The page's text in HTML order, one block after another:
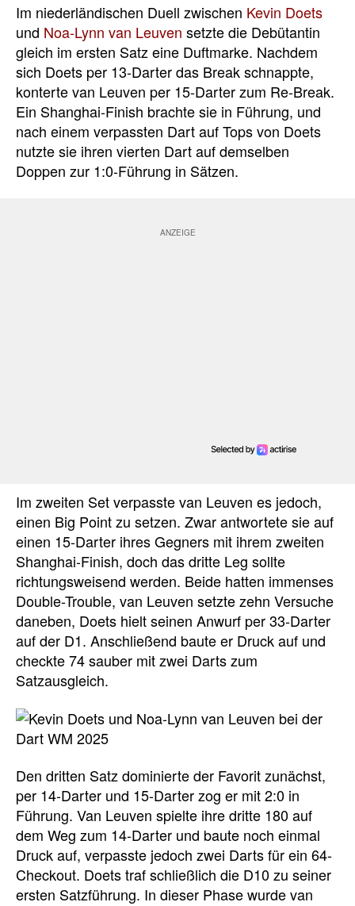
Im niederländischen Duell zwischen Kevin Doets
und Noa-Lynn van Leuven setzte die Debütantin
gleich im ersten Satz eine Duftmarke. Nachdem
sich Doets per 13-Darter das Break schnappte,
konterte van Leuven per 15-Darter zum Re-Break.
Ein Shanghai-Finish brachte sie in Führung, und
nach einem verpassten Dart auf Tops von Doets
nutzte sie ihren vierten Dart auf demselben
Doppen zur 1:0-Führung in Sätzen.
Im zweiten Set verpasste van Leuven es jedoch,
einen Big Point zu setzen. Zwar antwortete sie auf
einen 15-Darter ihres Gegners mit ihrem zweiten
Shanghai-Finish, doch das dritte Leg sollte
richtungsweisend werden. Beide hatten immenses
Double-Trouble, van Leuven setzte zehn Versuche
daneben, Doets hielt seinen Anwurf per 33-Darter
auf der D1. Anschließend baute er Druck auf und
checkte 74 sauber mit zwei Darts zum
Satzausgleich.
Den dritten Satz dominierte der Favorit zunächst,
per 14-Darter und 15-Darter zog er mit 2:0 in
Führung. Van Leuven spielte ihre dritte 180 auf
dem Weg zum 14-Darter und baute noch einmal
Druck auf, verpasste jedoch zwei Darts für ein 64-
Checkout. Doets traf schließlich die D10 zu seiner
ersten Satzführung. In dieser Phase wurde van